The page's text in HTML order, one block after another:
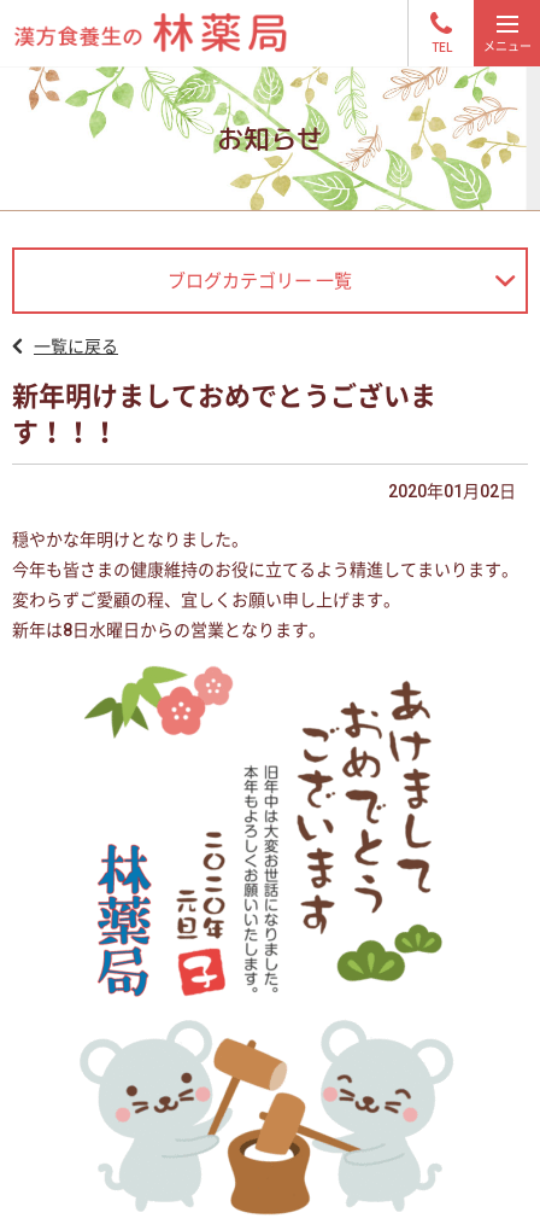
TEL
お知らせ
ブログカテゴリー 一覧
一覧に戻る
新年明けましておめでとうございま
す！！！
2020年01月02日
穏やかな年明けとなりました。
今年も皆さまの健康維持のお役に立てるよう精進してまいります。
変わらずご愛顧の程、宜しくお願い申し上げます。
新年は8日水曜日からの営業となります。